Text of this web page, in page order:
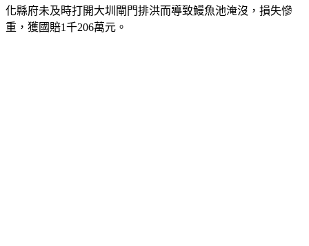
化縣府未及時打開大圳閘門排洪而導致鰻魚池淹沒，損失慘
重，獲國賠1千206萬元。